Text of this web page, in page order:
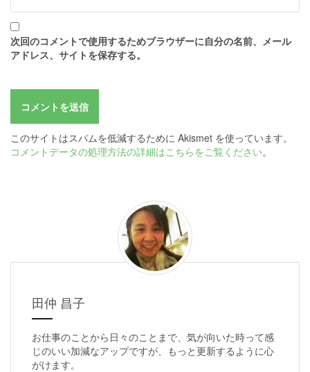
次回のコメントで使用するためブラウザーに自分の名前、メール
アドレス、サイトを保存する。
このサイトはスパムを低減するために Akismet を使っています。
コメントデータの処理方法の詳細はこちらをご覧ください。
田仲 昌子
お仕事のことから日々のことまで、気が向いた時って感
じのいい加減なアップですが、もっと更新するように心
がけます。